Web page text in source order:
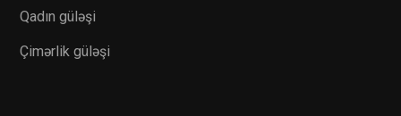
Qadın güləşi
Çimərlik güləşi